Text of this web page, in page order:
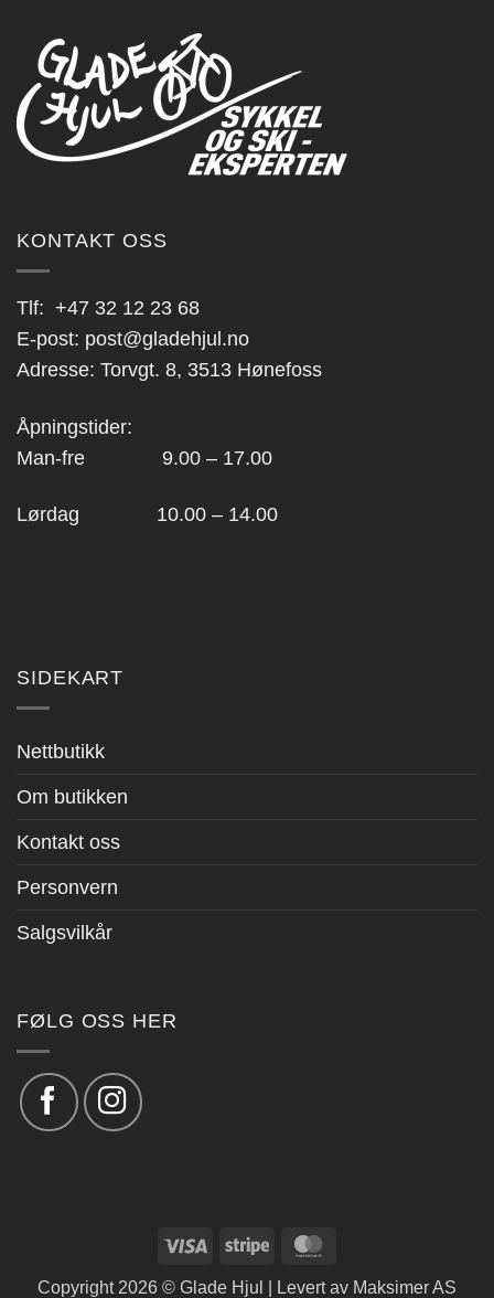
KONTAKT OSS
Tlf: +47 32 12 23 68
E-post: post@gladehjul.no
Adresse: Torvgt. 8, 3513 Hønefoss
Åpningstider:
Man-fre 9.00 – 17.00
Lørdag 10.00 – 14.00
SIDEKART
Nettbutikk
Om butikken
Kontakt oss
Personvern
Salgsvilkår
FØLG OSS HER
Visa Stripe
Copyright 2026 © Glade Hjul | Levert av Maksimer AS